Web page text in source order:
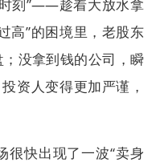
刻”——趁着大放水拿
高”的困境里，老股东
没拿到钱的公司，瞬
资人变得更加严谨，
很快出现了一波“卖身